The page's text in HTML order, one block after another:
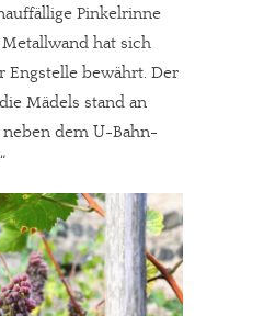
Pinkelrinne
hat sich
Engstelle bewährt. Der
Mädels stand an
dem U-Bahn-